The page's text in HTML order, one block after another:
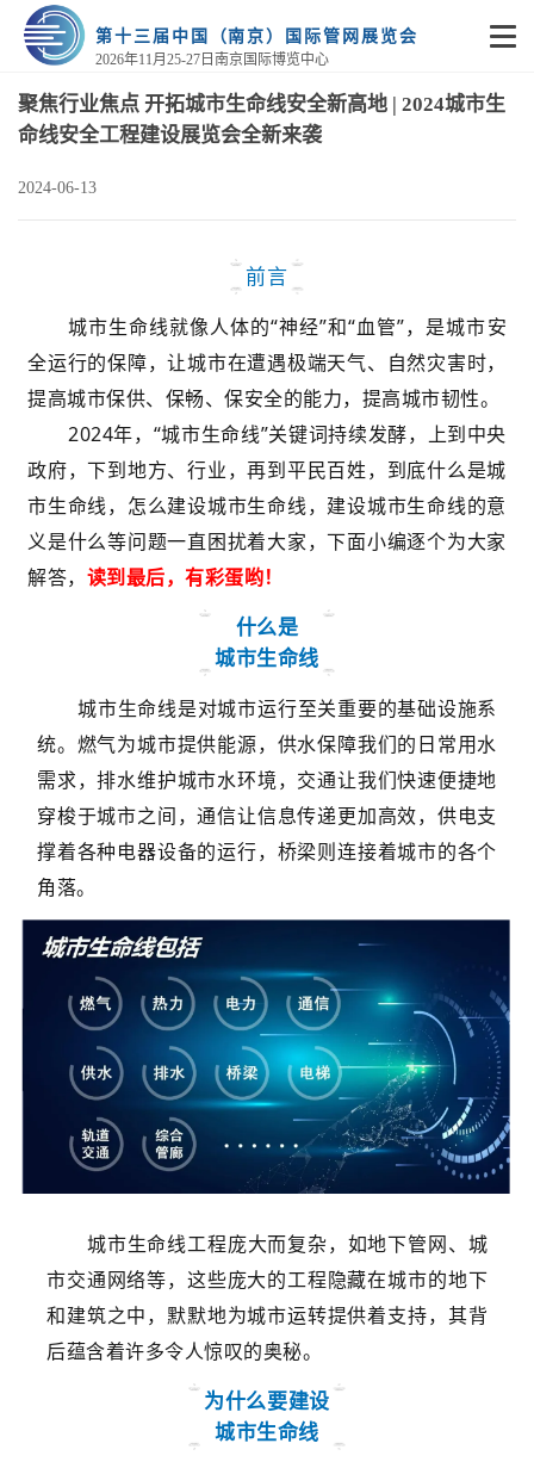
第十三届中国（南京）国际管网展览会
2026年11月25-27日南京国际博览中心
聚焦行业焦点 开拓城市生命线安全新高地 | 2024城市生
命线安全工程建设展览会全新来袭
2024-06-13
前言
城市生命线就像人体的“神经”和“血管”，是城市安
全运行的保障，让城市在遭遇极端天气、自然灾害时，
提高城市保供、保畅、保安全的能力，提高城市韧性。
2024年，“城市生命线”关键词持续发酵，上到中央
政府，下到地方、行业，再到平民百姓，到底什么是城
市生命线，怎么建设城市生命线，建设城市生命线的意
义是什么等问题一直困扰着大家，下面小编逐个为大家
解答， 读到最后，有彩蛋哟！
什么是
城市生命线
城市生命线是对城市运行至关重要的基础设施系
统。燃气为城市提供能源，供水保障我们的日常用水
需求，排水维护城市水环境，交通让我们快速便捷地
穿梭于城市之间，通信让信息传递更加高效，供电支
撑着各种电器设备的运行，桥梁则连接着城市的各个
角落。
城市生命线工程庞大而复杂，如地下管网、城
市交通网络等，这些庞大的工程隐藏在城市的地下
和建筑之中，默默地为城市运转提供着支持，其背
后蕴含着许多令人惊叹的奥秘。
为什么要建设
城市生命线